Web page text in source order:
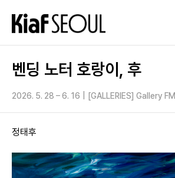
벤딩 노터 호랑이, 후
2026. 5. 28 – 6. 16 [GALLERIES] Gallery FM
정태후